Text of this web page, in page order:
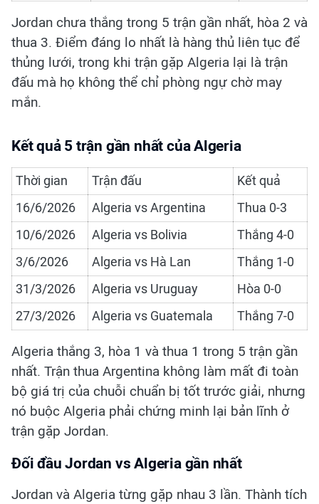
Jordan chưa thắng trong 5 trận gần nhất, hòa 2 và
thua 3. Điểm đáng lo nhất là hàng thủ liên tục để
thủng lưới, trong khi trận gặp Algeria lại là trận
đấu mà họ không thể chỉ phòng ngự chờ may
mắn.
Kết quả 5 trận gần nhất của Algeria
Thời gian Trận đấu
Kết quả
16/6/2026
Algeria vs Argentina
Thua 0-3
10/6/2026
Algeria vs Bolivia
Thắng 4-0
3/6/2026
Algeria vs Hà Lan
Thắng 1-0
31/3/2026
Algeria vs Uruguay
Hòa 0-0
27/3/2026
Algeria vs Guatemala Thắng 7-0
Algeria thắng 3, hòa 1 và thua 1 trong 5 trận gần
nhất. Trận thua Argentina không làm mất đi toàn
bộ giá trị của chuỗi chuẩn bị tốt trước giải, nhưng
nó buộc Algeria phải chứng minh lại bản lĩnh ở
trận gặp Jordan.
Đối đầu Jordan vs Algeria gần nhất
Jordan và Algeria từng gặp nhau 3 lần. Thành tích